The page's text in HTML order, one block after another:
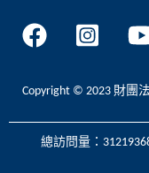
Copyright © 2023 財團
總訪問量：